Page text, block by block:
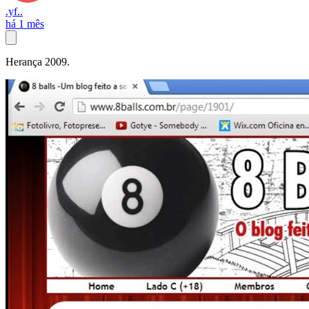
.yf..
há 1 mês
Herança 2009.